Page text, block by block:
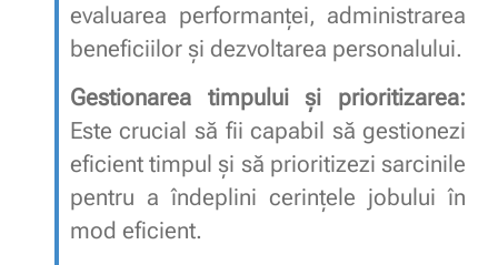
evaluarea performanței, administrarea
beneficiilor și dezvoltarea personalului.
Gestionarea timpului și prioritizarea:
Este crucial să fii capabil să gestionezi
eficient timpul și să prioritizezi sarcinile
pentru a îndeplini cerințele jobului în
mod eficient.